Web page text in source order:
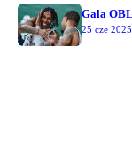
Gala
25 cze 2025